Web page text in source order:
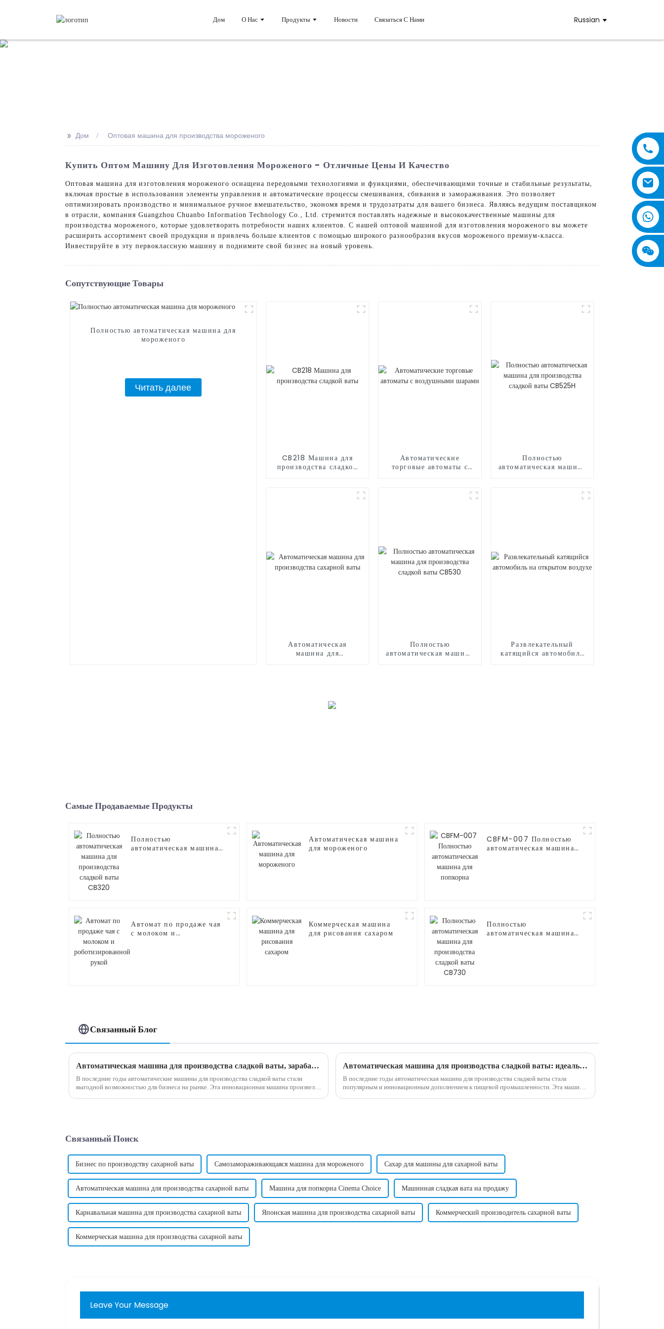
Дом О Нас Продукты Новости Связаться С Нами Russian
>> Дом Оптовая машина для производства мороженого
Купить Оптом Машину Для Изготовления Мороженого - Отличные Цены И Качество
Оптовая машина для изготовления мороженого оснащена передовыми технологиями и функциями, обеспечивающими точные и стабильные результаты,
включая простые в использовании элементы управления и автоматические процессы смешивания, сбивания и замораживания. Это позволяет
оптимизировать производство и минимальное ручное вмешательство, экономя время и трудозатраты для вашего бизнеса. Являясь ведущим поставщиком
в отрасли, компания Guangzhou Chuanbo Information Technology Co., Ltd. стремится поставлять надежные и высококачественные машины для
производства мороженого, которые удовлетворить потребности наших клиентов. С нашей оптовой машиной для изготовления мороженого вы можете
расширить ассортимент своей продукции и привлечь больше клиентов с помощью широкого разнообразия вкусов мороженого премиум-класса.
Инвестируйте в эту первоклассную машину и поднимите свой бизнес на новый уровень.
Сопутствующие Товары
Полностью автоматическая машина для
мороженого
Читать далее
CB218 Машина для
производства сладкой
Автоматические
торговые автоматы с
Полностью
автоматическая машина
Автоматическая
машина для
Полностью
автоматическая машина
Развлекательный
катящийся автомобиль
Самые Продаваемые Продукты
Полностью
автоматическая машина
Автоматическая машина
для мороженого
CBFM-007 Полностью
автоматическая машина
Автомат по продаже чая
с молоком и
Коммерческая машина
для рисования сахаром
Полностью
автоматическая машина
Связанный Блог
Автоматическая машина для производства сладкой ваты, зарабатывающая деньги на рынке
В последние годы автоматические машины для производства сладкой ваты стали
выгодной возможностью для бизнеса на рынке. Эта инновационная машина произвела
Автоматическая машина для производства сладкой ваты: идеальное сочетание инноваций и удобства.
В последние годы автоматическая машина для производства сладкой ваты стала
популярным и инновационным дополнением к пищевой промышленности. Эта машина
Связанный Поиск
Бизнес по производству сахарной ваты Самозамораживающаяся машина для мороженого Сахар для машины для сахарной ваты
Автоматическая машина для производства сахарной ваты Машина для попкорна Cinema Choice Машинная сладкая вата на продажу
Карнавальная машина для производства сахарной ваты Японская машина для производства сахарной ваты Коммерческий производитель сахарной ваты
Коммерческая машина для производства сахарной ваты
Leave Your Message